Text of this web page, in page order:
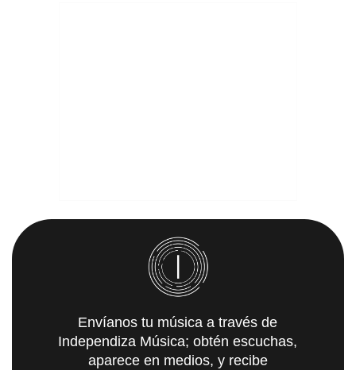
Envíanos tu música a través de
Independiza Música; obtén escuchas,
aparece en medios, y recibe